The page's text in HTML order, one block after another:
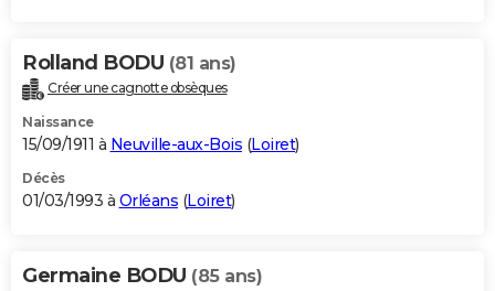
Rolland BODU (81 ans)
Créer une cagnotte obsèques
Naissance
15/09/1911 à Neuville-aux-Bois (Loiret)
Décès
01/03/1993 à Orléans (Loiret)
Germaine BODU (85 ans)